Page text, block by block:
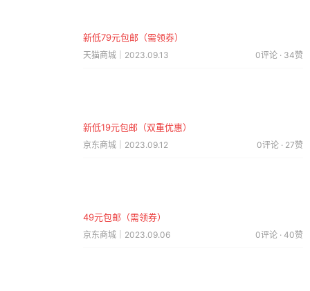
新低79元包邮（需领券）
天猫商城｜2023.09.13 0评论 · 34赞
新低19元包邮（双重优惠）
京东商城｜2023.09.12 0评论 · 27赞
49元包邮（需领券）
京东商城｜2023.09.06 0评论 · 40赞